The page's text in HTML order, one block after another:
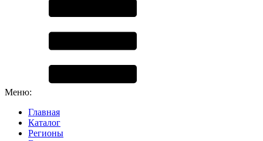
Меню:
Главная
Каталог
Регионы